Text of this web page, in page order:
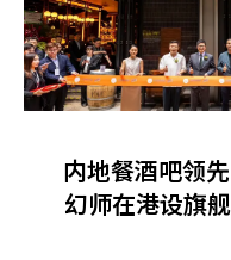
内地餐酒吧领
幻师在港设旗